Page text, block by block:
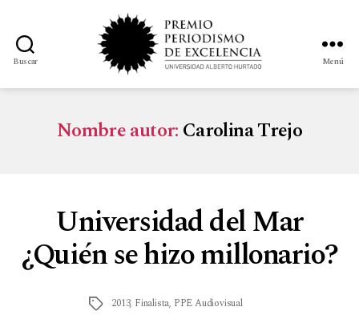
Buscar Menú
Nombre autor:Carolina Trejo
Universidad del Mar
¿Quién se hizo millonario?
2013, Finalista, PPE Audiovisual